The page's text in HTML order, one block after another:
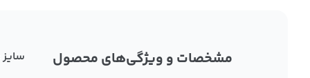
مشخصات و ویژگی‌های محصول سایز